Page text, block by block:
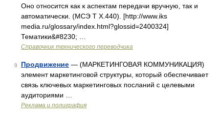
Оно относится как к аспектам передачи вручную, так и
автоматически. (МСЭ Т Х.440). [http://www.iks
media.ru/glossary/index.html?glossid=2400324]
Тематики&#8230; …
Справочник технического переводчика
9 Продвижение — (МАРКЕТИНГОВАЯ КОММУНИКАЦИЯ)
элемент маркетинговой структуры, который обеспечивает
связь ключевых маркетинговых посланий с целевыми
аудиториями …
Реклама и полиграфия